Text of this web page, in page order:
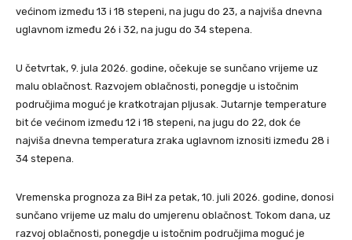
većinom između 13 i 18 stepeni, na jugu do 23, a najviša dnevna
uglavnom između 26 i 32, na jugu do 34 stepena.
U četvrtak, 9. jula 2026. godine, očekuje se sunčano vrijeme uz
malu oblačnost. Razvojem oblačnosti, ponegdje u istočnim
područjima moguć je kratkotrajan pljusak. Jutarnje temperature
bit će većinom između 12 i 18 stepeni, na jugu do 22, dok će
najviša dnevna temperatura zraka uglavnom iznositi između 28 i
34 stepena.
Vremenska prognoza za BiH za petak, 10. juli 2026. godine, donosi
sunčano vrijeme uz malu do umjerenu oblačnost. Tokom dana, uz
razvoj oblačnosti, ponegdje u istočnim područjima moguć je